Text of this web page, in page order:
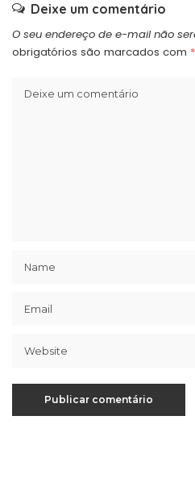
Deixe um comentário
O seu endereço de e-mail não
obrigatórios são marcados com *